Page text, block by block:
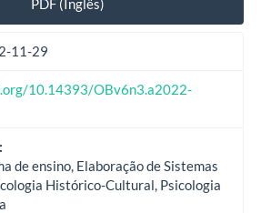
PDF (Inglês)
11-29
10.14393/OBv6n3.a2022-
de ensino, Elaboração de Sistemas
Histórico-Cultural, Psicologia